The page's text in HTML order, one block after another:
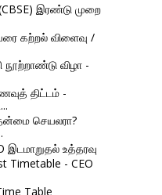
இரண்டு முறை
கற்றல் விளைவு /
நூற்றாண்டு விழா -
திட்டம் -
செயலரா?
இடமாறுதல் உத்தரவு
Timetable - CEO
Table